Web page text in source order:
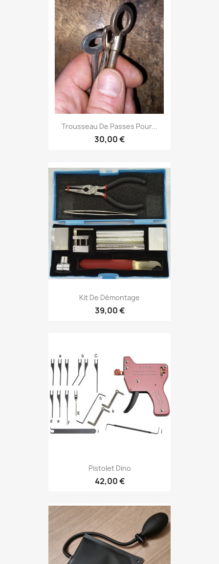
Trousseau De Passes Pour...
30,00 €
Kit De Démontage
39,00 €
Pistolet Dino
42,00 €